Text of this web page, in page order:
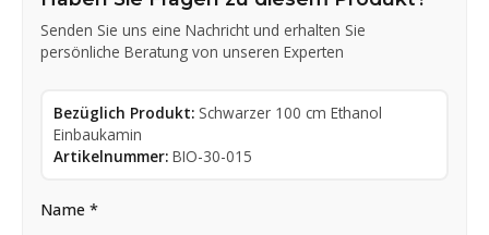
Senden Sie uns eine Nachricht und erhalten Sie
persönliche Beratung von unseren Experten
Bezüglich Produkt: Schwarzer 100 cm Ethanol
Einbaukamin
Artikelnummer: BIO-30-015
Name *